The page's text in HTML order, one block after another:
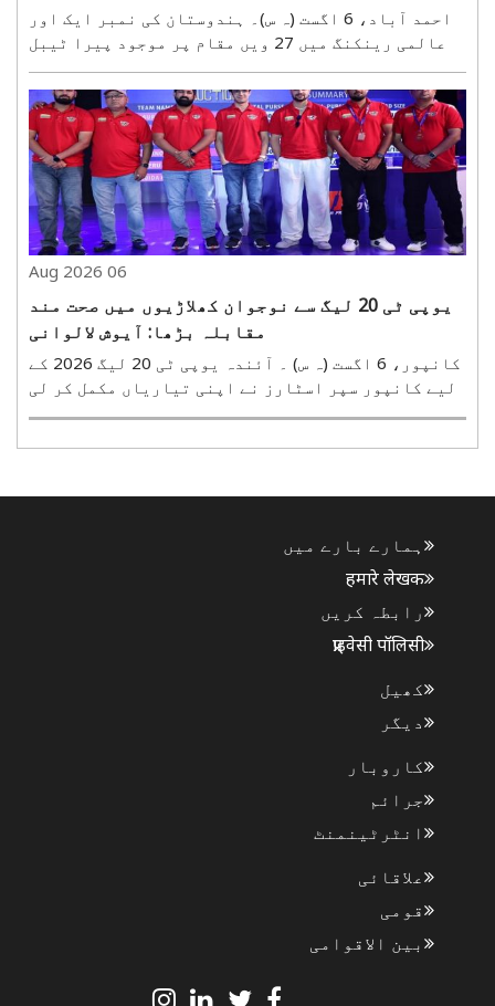
زمانی
احمد آباد، 6 اگست (ہ س)۔ ہندوستان کی نمبر ایک اور
عالمی رینکنگ میں 27 ویں مقام پر موجود پیرا ٹیبل
ٹینس کھلاڑی نورجہاں نورعلی زمانی اب فن لینڈ میں
منعقد ہونے والے آئی ٹی ٹی ایف ورلڈ پیرا فیوچر
لاہتی 2026 میں اپنا چیلنج پیش کریں گی ۔ یہٹورنامنٹ
28 ..
06 Aug 2026
یوپی ٹی 20 لیگ سے نوجوان کھلاڑیوں میں صحت مند
مقابلہ بڑھا: آیوش لالوانی
کانپور، 6 اگست (ہ س) ۔ آئندہ یوپی ٹی 20 لیگ 2026 کے
لیے کانپور سپر اسٹارز نے اپنی تیاریاں مکمل کر لی
ہیں۔ ٹیم 15 اگست کو لکھنو¿ کے بھارت رتن شری اٹل
ہمارے بارے میں
हमारे लेखक
رابطہ کریں
प्राइवेसी पॉलिसी
کھیل
دیگر
کاروبار
جرائم
انٹرٹینمنٹ
علاقائی
قومی
بین الاقوامی